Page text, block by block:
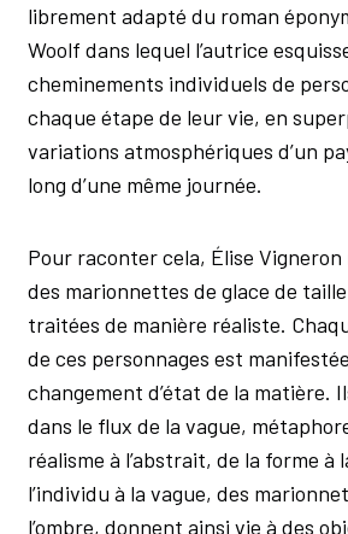
librement adapté du roman
Woolf dans lequel l’autrice
cheminements individuels de
chaque étape de leur vie, en
variations atmosphériques d’un
long d’une même journée.
Pour raconter cela, Élise Vigneron
des marionnettes de glace de
traitées de manière réaliste.
de ces personnages est
changement d’état de la matière.
dans le flux de la vague,
réalisme à l’abstrait, de la forme à
l’individu à la vague, des
l’ombre, donnent ainsi vie à des